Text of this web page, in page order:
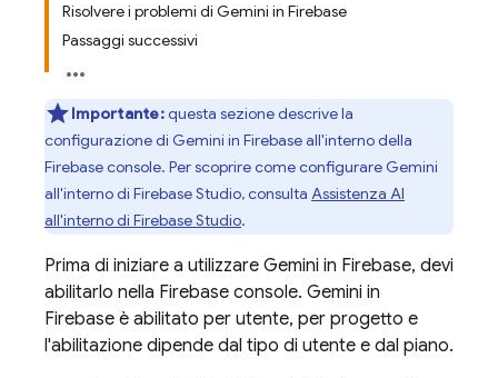
Risolvere i problemi di Gemini in Firebase
Passaggi successivi
Importante:questa sezione descrive la
configurazione di Gemini in Firebaseall'interno della
Firebaseconsole. Per scoprire come configurare Gemini
all'interno di Firebase Studio, consulta Assistenza AI
all'interno di Firebase Studio.
Prima di iniziare a utilizzare Gemini in Firebase, devi
abilitarlo nella Firebase console. Gemini in
Firebase è abilitato per utente, per progetto e
l'abilitazione dipende dal tipo di utente e dal piano.